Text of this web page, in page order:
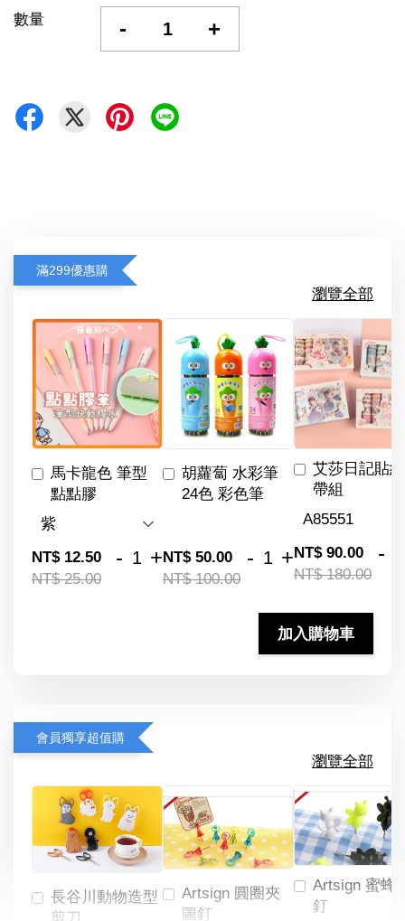
數量 - +
滿299優惠購
瀏覽全部
馬卡龍色 筆型
點點膠
NT$ 12.50
NT$ 25.00
- +
胡蘿蔔 水彩筆
24色 彩色筆
NT$ 50.00
NT$ 100.00
- +
艾莎日記貼
帶組
NT$ 90.00
NT$ 180.00
-
加入購物車
會員獨享超值購
瀏覽全部
長谷川動物造型
Artsign 圓圈夾
圖釘
Artsign 蜜蜂
釘